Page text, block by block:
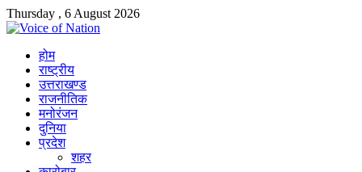
Thursday , 6 August 2026
होम
राष्ट्रीय
उत्तराखण्ड
राजनीतिक
मनोरंजन
दुनिया
प्रदेश
शहर